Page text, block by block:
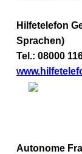
K
S
Hilfetelefon
Sprachen)
Tel.: 08000
Autonome